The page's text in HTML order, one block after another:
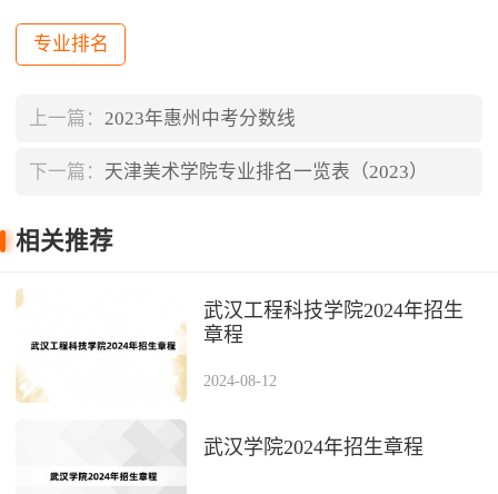
专业排名
上一篇：2023年惠州中考分数线
下一篇： 天津美术学院专业排名一览表（2023）
相关推荐
武汉工程科技学院2024年招生
章程
2024-08-12
武汉学院2024年招生章程